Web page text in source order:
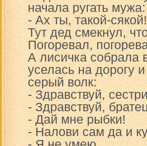
начала ругать мужа:
- Ах ты, такой-
Тут дед смекнул,
Погоревал,
А лисичка собрала
уселась на дорогу
серый волк:
- Здравствуй,
- Здравствуй,
- Дай мне рыбки!
- Налови сам да и